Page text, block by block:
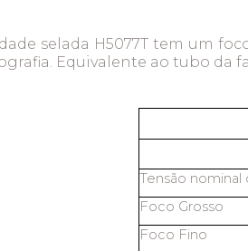
selada H5077T tem um
Equivalente ao tubo da
Tensão nominal
Foco Grosso
Foco Fino